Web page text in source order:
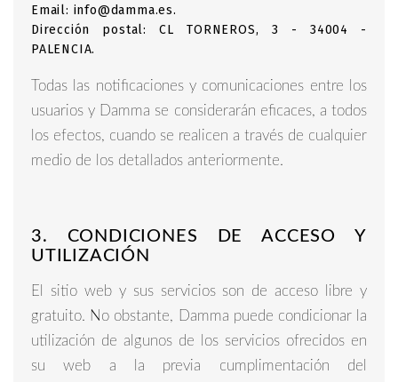
Email: info@damma.es.
Dirección postal: CL TORNEROS, 3 - 34004 -
PALENCIA.
Todas las notificaciones y comunicaciones entre los
usuarios y Damma se considerarán eficaces, a todos
los efectos, cuando se realicen a través de cualquier
medio de los detallados anteriormente.
3. CONDICIONES DE ACCESO Y
UTILIZACIÓN
El sitio web y sus servicios son de acceso libre y
gratuito. No obstante, Damma puede condicionar la
utilización de algunos de los servicios ofrecidos en
su web a la previa cumplimentación del